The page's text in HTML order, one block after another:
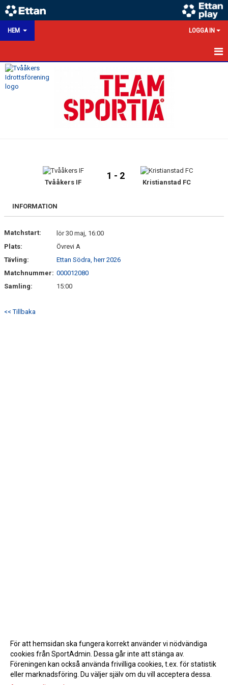
HEM LOGGA IN
HEM
VÅRA SPONSORER
KONTAKT
BILDGALLERI
KLUBBSHOP
Tvååkers IF
1 - 2
Kristianstad FC
INFORMATION
Matchstart:
lör 30 maj, 16:00
Plats:
Övrevi A
Tävling:
Ettan Södra, herr 2026
Matchnummer: 000012080
Samling:
15:00
<< Tillbaka
För att hemsidan ska fungera korrekt använder vi nödvändiga
cookies från SportAdmin. Dessa går inte att stänga av.
Föreningen kan också använda frivilliga cookies, t.ex. för statistik
eller marknadsföring. Du väljer själv om du vill acceptera dessa.